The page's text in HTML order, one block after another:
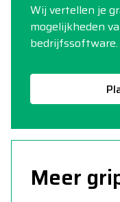
Wij vertellen je
mogelijkheden
bedrijfssoftware.
Meer